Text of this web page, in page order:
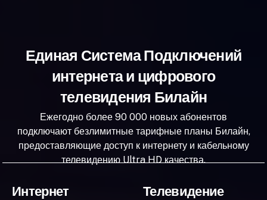
Единая Система Подключений
интернета и цифрового
телевидения Билайн
Ежегодно более 90 000 новых абонентов
подключают безлимитные тарифные планы Билайн,
предоставляющие доступ к интернету и кабельному
телевидению Ultra HD качества.
Интернет Телевидение